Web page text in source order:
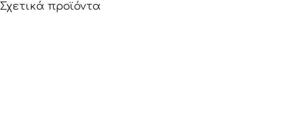
Σχετικά προϊόντα